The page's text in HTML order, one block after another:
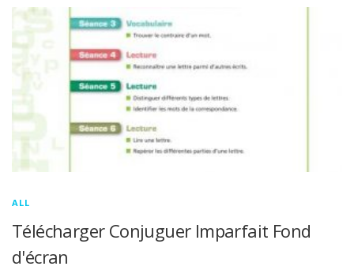
ALL
Télécharger Conjuguer Imparfait Fond
d'écran